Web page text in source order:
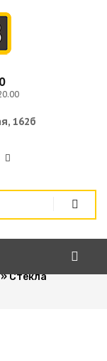
162б
телефонов
»Стекла